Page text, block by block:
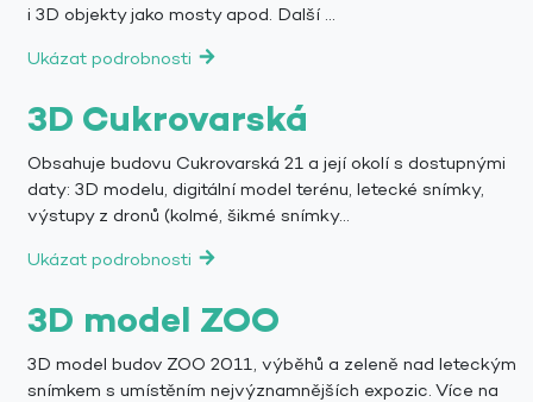
i 3D objekty jako mosty apod. Další ...
Ukázat podrobnosti
3D Cukrovarská
Obsahuje budovu Cukrovarská 21 a její okolí s dostupnými
daty: 3D modelu, digitální model terénu, letecké snímky,
výstupy z dronů (kolmé, šikmé snímky...
Ukázat podrobnosti
3D model ZOO
3D model budov ZOO 2011, výběhů a zeleně nad leteckým
snímkem s umístěním nejvýznamnějších expozic. Více na